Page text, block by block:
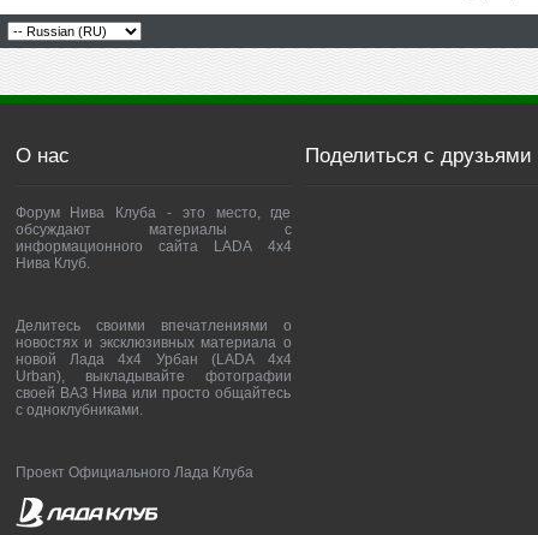
О нас
Форум Нива Клуба - это место, где
обсуждают материалы с
информационного сайта LADA 4x4
Нива Клуб.
Делитесь своими впечатлениями о
новостях и эксклюзивных материала о
новой Лада 4х4 Урбан (LADA 4x4
Urban), выкладывайте фотографии
своей ВАЗ Нива или просто общайтесь
с одноклубниками.
Проект Официального Лада Клуба
Поделиться с друзьями